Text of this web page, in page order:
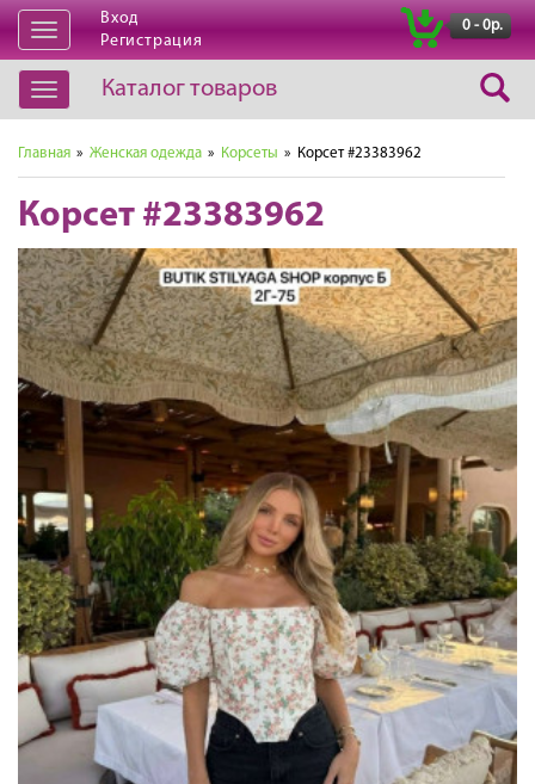
Открыть
навигацию
Вход
Регистрация
0 - 0р.
Открыть
навигацию
Каталог товаров
Главная » Женская одежда » Корсеты » Корсет #23383962
Корсет #23383962